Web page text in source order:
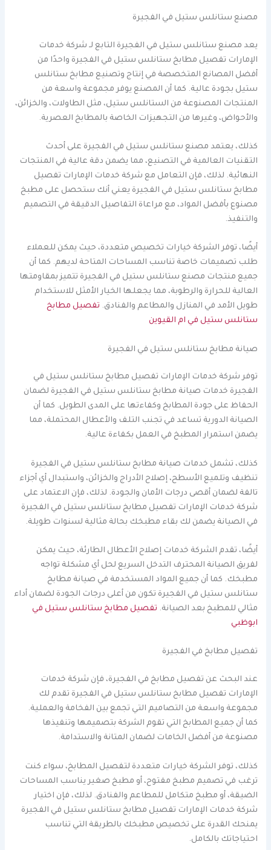
مصنع ستانلس ستيل في الفجيرة
يعد مصنع ستانلس ستيل في الفجيرة التابع لـ شركة خدمات
الإمارات تفصيل مطابخ ستانلس ستيل في الفجيرة واحدًا من
أفضل المصانع المتخصصة في إنتاج وتصنيع مطابخ ستانلس
ستيل بجودة عالية. كما أن المصنع يوفر مجموعة واسعة من
المنتجات المصنوعة من الستانلس ستيل، مثل الطاولات، والخزائن،
والأحواض، وغيرها من التجهيزات الخاصة بالمطابخ العصرية.
كذلك، يعتمد مصنع ستانلس ستيل في الفجيرة على أحدث
التقنيات العالمية في التصنيع، مما يضمن دقة عالية في المنتجات
النهائية. لذلك، فإن التعامل مع شركة خدمات الإمارات تفصيل
مطابخ ستانلس ستيل في الفجيرة يعني أنك ستحصل على مطبخ
مصنوع بأفضل المواد، مع مراعاة التفاصيل الدقيقة في التصميم
والتنفيذ.
أيضًا، توفر الشركة خيارات تخصيص متعددة، حيث يمكن للعملاء
طلب تصميمات خاصة تناسب المساحات المتاحة لديهم. كما أن
جميع منتجات مصنع ستانلس ستيل في الفجيرة تتميز بمقاومتها
العالية للحرارة والرطوبة، مما يجعلها الخيار الأمثل للاستخدام
طويل الأمد في المنازل والمطاعم والفنادق. تفصيل مطابخ
ستانلس ستيل في ام القيوين
صيانة مطابخ ستانلس ستيل في الفجيرة
توفر شركة خدمات الإمارات تفصيل مطابخ ستانلس ستيل في
الفجيرة خدمات صيانة مطابخ ستانلس ستيل في الفجيرة لضمان
الحفاظ على جودة المطابخ وكفاءتها على المدى الطويل. كما أن
الصيانة الدورية تساعد في تجنب التلف والأعطال المحتملة، مما
يضمن استمرار المطبخ في العمل بكفاءة عالية.
كذلك، تشمل خدمات صيانة مطابخ ستانلس ستيل في الفجيرة
تنظيف وتلميع الأسطح، إصلاح الأدراج والخزائن، واستبدال أي أجزاء
تالفة لضمان أقصى درجات الأمان والجودة. لذلك، فإن الاعتماد على
شركة خدمات الإمارات تفصيل مطابخ ستانلس ستيل في الفجيرة
في الصيانة يضمن لك بقاء مطبخك بحالة مثالية لسنوات طويلة.
أيضًا، تقدم الشركة خدمات إصلاح الأعطال الطارئة، حيث يمكن
لفريق الصيانة المحترف التدخل السريع لحل أي مشكلة تواجه
مطبخك. كما أن جميع المواد المستخدمة في صيانة مطابخ
ستانلس ستيل في الفجيرة تكون من أعلى درجات الجودة لضمان أداء
مثالي للمطبخ بعد الصيانة. تفصيل مطابخ ستانلس ستيل في
ابوظبي
تفصيل مطابخ في الفجيرة
عند البحث عن تفصيل مطابخ في الفجيرة، فإن شركة خدمات
الإمارات تفصيل مطابخ ستانلس ستيل في الفجيرة تقدم لك
مجموعة واسعة من التصاميم التي تجمع بين الفخامة والعملية.
كما أن جميع المطابخ التي تقوم الشركة بتصميمها وتنفيذها
مصنوعة من أفضل الخامات لضمان المتانة والاستدامة.
كذلك، توفر الشركة خيارات متعددة لتفصيل المطابخ، سواء كنت
ترغب في تصميم مطبخ مفتوح، أو مطبخ صغير يناسب المساحات
الضيقة، أو مطبخ متكامل للمطاعم والفنادق. لذلك، فإن اختيار
شركة خدمات الإمارات تفصيل مطابخ ستانلس ستيل في الفجيرة
يمنحك القدرة على تخصيص مطبخك بالطريقة التي تناسب
احتياجاتك بالكامل.